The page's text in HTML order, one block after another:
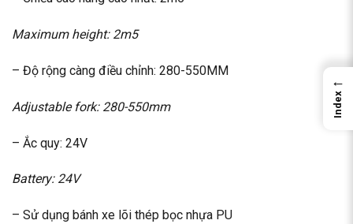
Maximum height: 2m5
– Độ rộng càng điều chỉnh: 280-550MM
Adjustable fork: 280-550mm
– Ắc quy: 24V
Battery: 24V
– Sử dụng bánh xe lõi thép bọc nhựa PU
←
Index